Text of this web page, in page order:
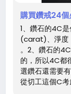
購買鑽戒24個
1、鑽石的4C
(carat)、淨度
。2、鑽石的
的，所以4C都
選鑽石還需要
從切工這個C